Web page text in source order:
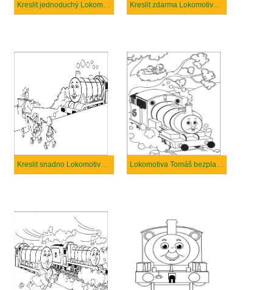
Kreslit jednoduchý Lokomotiva Tomáš Kreslit zdarma Lokomotiva Tomáš
Kreslit snadno Lokomotiva Tomáš Lokomotiva Tomáš bezplatný